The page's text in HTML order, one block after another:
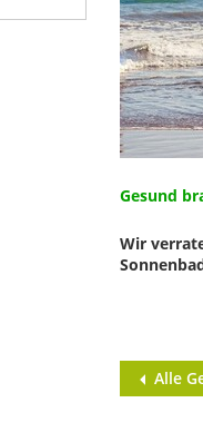
Gesund
Wir
Alle